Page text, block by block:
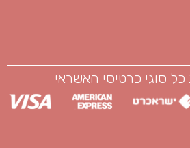
סוגי כרטיסי האשראי